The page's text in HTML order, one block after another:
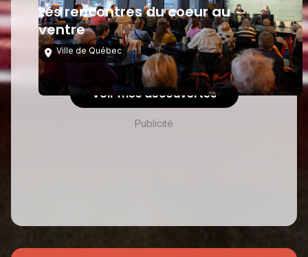
Les rencontres du coeur au
ventre
Ville de Québec
Voir mes découvertes
Publicité